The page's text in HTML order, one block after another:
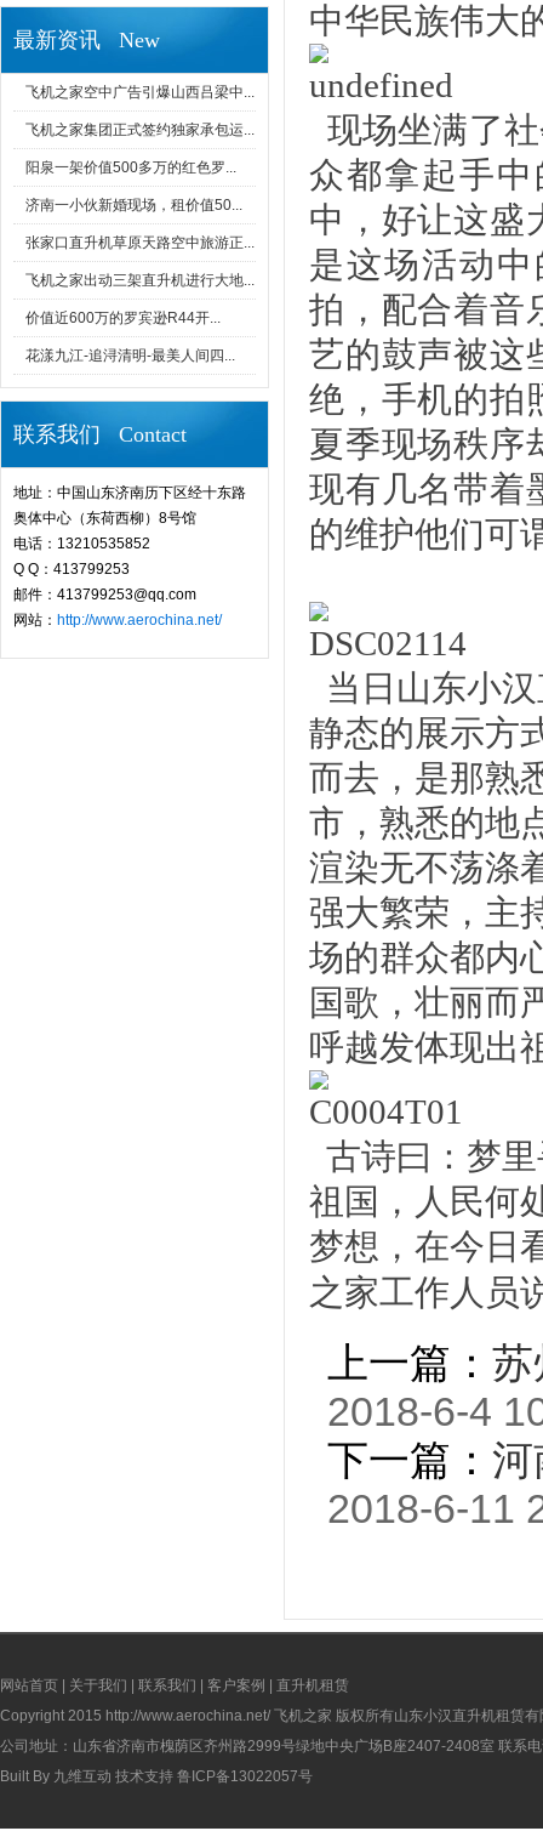
最新资讯 New
飞机之家空中广告引爆山西吕梁中...
飞机之家集团正式签约独家承包运...
阳泉一架价值500多万的红色罗...
济南一小伙新婚现场，租价值50...
张家口直升机草原天路空中旅游正...
飞机之家出动三架直升机进行大地...
价值近600万的罗宾逊R44开...
花漾九江-追浔清明-最美人间四...
联系我们 Contact
地址：中国山东济南历下区经十东路
奥体中心（东荷西柳）8号馆
电话：13210535852
Q Q：413799253
邮件：413799253@qq.com
网站： http://www.aerochina.net/
中华民族伟大
现场坐满了
众都拿起手
中，好让这盛
是这场活动
拍，配合着音
艺的鼓声被这
绝，手机的拍
夏季现场秩序
现有几名带着
的维护他们可
当日山东小
静态的展示方
而去，是那熟
市，熟悉的地
渲染无不荡涤
强大繁荣，主
场的群众都内
国歌，壮丽而
呼越发体现出
古诗曰：梦
祖国，人民何
梦想，在今日
之家工作人员
上一篇： 苏
2018-6-4
下一篇：
2018-6-11
网站首页 关于我们 联系我们 客户案例
直升机租赁
Copyright 2015 http://www.aerochina.net/ 飞机之家 版权所有山东小汉直升机租赁有
公司地址：山东省济南市槐荫区齐州路2999号绿地中央广场B座2407-2408室 联系
Built By 九维互动 技术支持 鲁ICP备13022057号